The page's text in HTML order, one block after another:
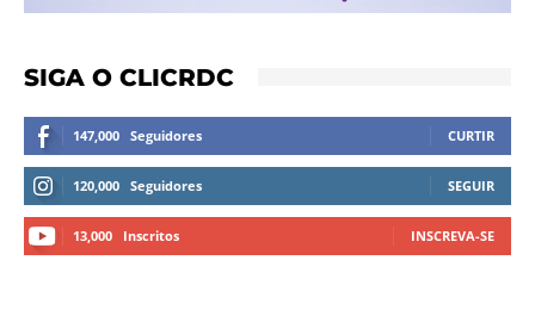
SIGA O CLICRDC
147,000 Seguidores CURTIR
120,000 Seguidores SEGUIR
13,000 Inscritos INSCREVA-SE